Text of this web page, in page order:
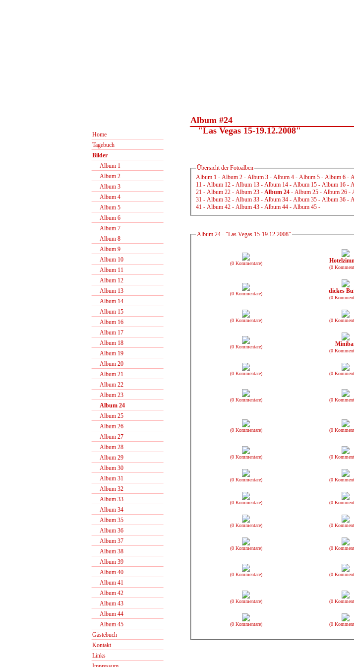
Album #24
"Las Vegas 15-19.12.2008"
Home
Tagebuch
Bilder
Album 1
Album 2
Album 3
Album 4
Album 5
Album 6
Album 7
Album 8
Album 9
Album 10
Album 11
Album 12
Album 13
Album 14
Album 15
Album 16
Album 17
Album 18
Album 19
Album 20
Album 21
Album 22
Album 23
Album 24
Album 25
Album 26
Album 27
Album 28
Album 29
Album 30
Album 31
Album 32
Album 33
Album 34
Album 35
Album 36
Album 37
Album 38
Album 39
Album 40
Album 41
Album 42
Album 43
Album 44
Album 45
Gästebuch
Kontakt
Links
Übersicht der Fotoalben
Album 1 - Album 2 - Album 3 - Album 4 - Album 5 - Album 6 -
11 - Album 12 - Album 13 - Album 14 - Album 15 - Album 16 -
21 - Album 22 - Album 23 - Album 24 - Album 25 - Album 26 -
31 - Album 32 - Album 33 - Album 34 - Album 35 - Album 36 -
41 - Album 42 - Album 43 - Album 44 - Album 45 -
Album 24 - "Las Vegas 15-19.12.2008"
(0 Kommentare)
(0
(0 Kommentare) dickes
(0
(0 Kommentare) (0
(0 Kommentare)
(0
(0 Kommentare) (0
(0 Kommentare) (0
(0 Kommentare) (0
(0 Kommentare) (0
(0 Kommentare) (0
(0 Kommentare) (0
(0 Kommentare) (0
(0 Kommentare) (0
(0 Kommentare) (0
(0 Kommentare) (0
(0 Kommentare) (0